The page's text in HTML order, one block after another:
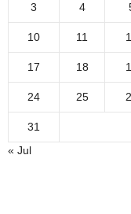
3 4
10 11
17 18
24 25
31
« Jul